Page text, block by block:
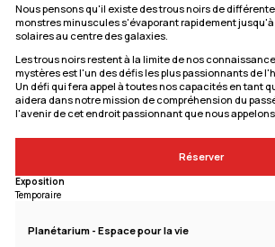
Nous pensons qu'il existe des trous noirs de
monstres minuscules s'évaporant rapidement
solaires au centre des galaxies.
Les trous noirs restent à la limite de nos
mystères est l'un des défis les plus passionnants de
Un défi qui fera appel à toutes nos capacités en tant
aidera dans notre mission de compréhension du
l'avenir de cet endroit passionnant que nous
Réserver
Exposition
Temporaire
Planétarium - Espace pour la vie